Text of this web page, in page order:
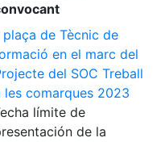
plaça de Tècnic de
en el marc del
del SOC Treball
les comarques 2023
límite de
de la